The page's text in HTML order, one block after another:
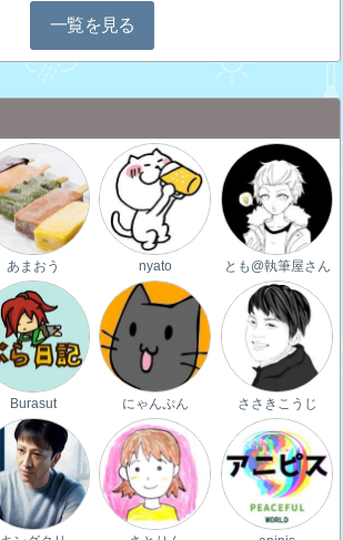
一覧を見る
あまおう nyato とも@執筆屋さん
Burasut にゃんぷん ささきこうじ